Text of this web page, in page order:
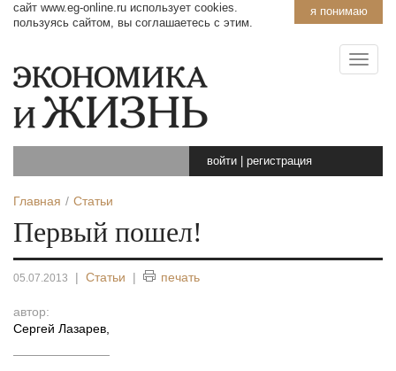
я понимаю
сайт www.eg-online.ru использует cookies.
пользуясь сайтом, вы соглашаетесь с этим.
войти регистрация
Главная Статьи
Первый пошел!
05.07.2013 | Статьи | печать
автор:
Сергей Лазарев